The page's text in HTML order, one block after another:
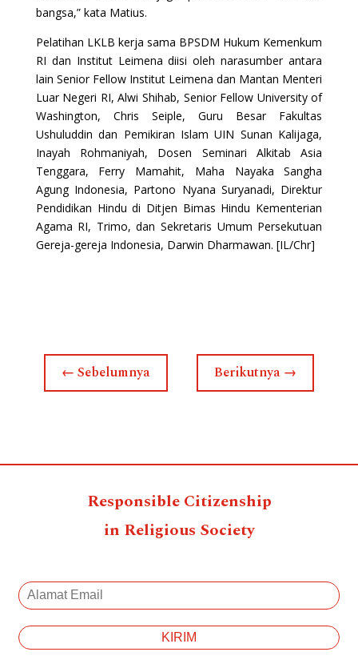
bangsa,” kata Matius.
Pelatihan LKLB kerja sama BPSDM Hukum Kemenkum
RI dan Institut Leimena diisi oleh narasumber antara
lain Senior Fellow Institut Leimena dan Mantan Menteri
Luar Negeri RI, Alwi Shihab, Senior Fellow University of
Washington, Chris Seiple, Guru Besar Fakultas
Ushuluddin dan Pemikiran Islam UIN Sunan Kalijaga,
Inayah Rohmaniyah, Dosen Seminari Alkitab Asia
Tenggara, Ferry Mamahit, Maha Nayaka Sangha
Agung Indonesia, Partono Nyana Suryanadi, Direktur
Pendidikan Hindu di Ditjen Bimas Hindu Kementerian
Agama RI, Trimo, dan Sekretaris Umum Persekutuan
Gereja-gereja Indonesia, Darwin Dharmawan. [IL/Chr]
← Sebelumnya Berikutnya →
Responsible Citizenship
in Religious Society